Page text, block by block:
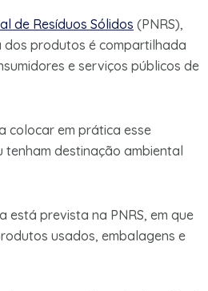
de Resíduos Sólidos (PNRS),
dos produtos é compartilhada
e serviços públicos de
colocar em prática esse
destinação ambiental
prevista na PNRS, em que
usados, embalagens e